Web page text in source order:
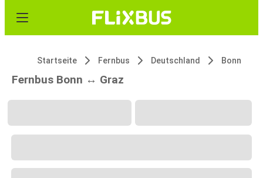
Startseite Fernbus Deutschland Bonn
Fernbus Bonn ↔ Graz